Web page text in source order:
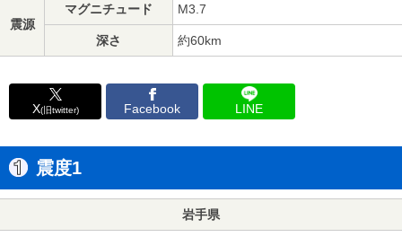
震源
マグニチュード M3.7
深さ 約60km
X(旧twitter) Facebook LINE
震度1
岩手県